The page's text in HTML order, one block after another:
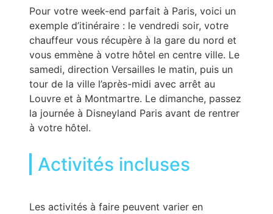
Pour votre week-end parfait à Paris, voici un
exemple d’itinéraire : le vendredi soir, votre
chauffeur vous récupère à la gare du nord et
vous emmène à votre hôtel en centre ville. Le
samedi, direction Versailles le matin, puis un
tour de la ville l’après-midi avec arrêt au
Louvre et à Montmartre. Le dimanche, passez
la journée à Disneyland Paris avant de rentrer
à votre hôtel.
Activités incluses
Les activités à faire peuvent varier en